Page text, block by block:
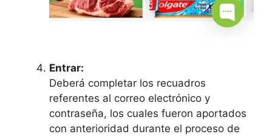
Entrar:
Deberá completar los recuadros
referentes al correo electrónico y
contraseña, los cuales fueron aportados
con anterioridad durante el proceso de